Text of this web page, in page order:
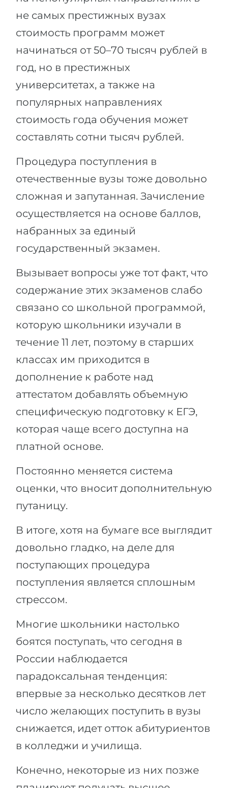
не самых престижных вузах
стоимость программ может
начинаться от 50–70 тысяч рублей в
год, но в престижных
университетах, а также на
популярных направлениях
стоимость года обучения может
составлять сотни тысяч рублей.
Процедура поступления в
отечественные вузы тоже довольно
сложная и запутанная. Зачисление
осуществляется на основе баллов,
набранных за единый
государственный экзамен.
Вызывает вопросы уже тот факт, что
содержание этих экзаменов слабо
связано со школьной программой,
которую школьники изучали в
течение 11 лет, поэтому в старших
классах им приходится в
дополнение к работе над
аттестатом добавлять объемную
специфическую подготовку к ЕГЭ,
которая чаще всего доступна на
платной основе.
Постоянно меняется система
оценки, что вносит дополнительную
путаницу.
В итоге, хотя на бумаге все выглядит
довольно гладко, на деле для
поступающих процедура
поступления является сплошным
стрессом.
Многие школьники настолько
боятся поступать, что сегодня в
России наблюдается
парадоксальная тенденция:
впервые за несколько десятков лет
число желающих поступить в вузы
снижается, идет отток абитуриентов
в колледжи и училища.
Конечно, некоторые из них позже